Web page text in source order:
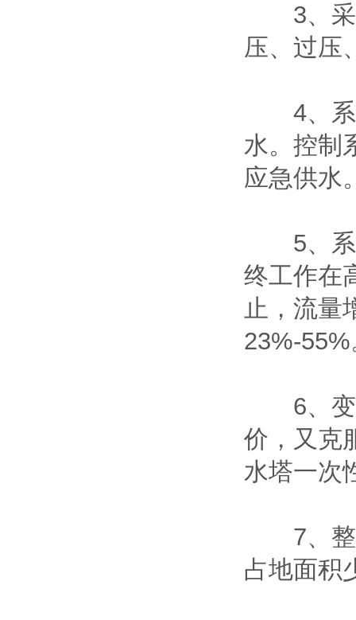
3、采
压、过压
4、系
水。控制
应急供水
5、系
终工作在
止，流量
23%-
6、变
价，又克
水塔一次
7、整
占地面积